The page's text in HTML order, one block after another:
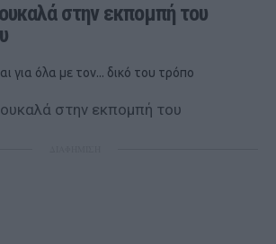
στην εκπομπή του
για όλα με τον... δικό του τρόπο